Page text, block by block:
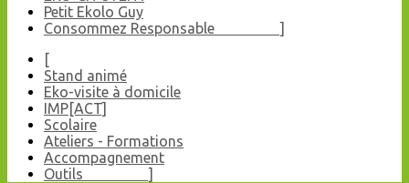
Petit Ekolo Guy
Consommez Responsable ]
[
Stand animé
Eko-visite à domicile
IMP[ACT]
Scolaire
Ateliers - Formations
Accompagnement
Outils ]